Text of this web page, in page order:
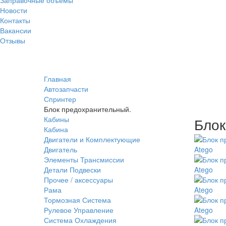
Новости
Контакты
Вакансии
Отзывы
Главная
Автозапчасти
Спринтер
Блок предохранительный.
Кабины
Кабина
Двигатели и Комплектующие
Двигатель
Элементы Трансмиссии
Детали Подвески
Прочее / аксессуары
Рама
Тормозная Система
Рулевое Управление
Система Охлаждения